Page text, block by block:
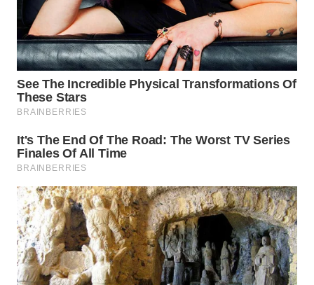
WN
DEPOK
WN
TAPANULI
UTARA
WN
SAMOSIR
WN
PADANG
LAWAS
WN
SUMEDANG